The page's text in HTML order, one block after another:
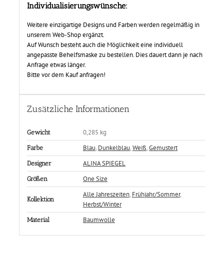
Individualisierungswünsche:
Weitere einzigartige Designs und Farben werden regelmäßig in
unserem Web-Shop ergänzt.
Auf Wunsch besteht auch die Möglichkeit eine individuell
angepasste Behelfsmaske zu bestellen. Dies dauert dann je nach
Anfrage etwas länger.
Bitte vor dem Kauf anfragen!
Zusätzliche Informationen
Gewicht 0,285 kg
Farbe Blau, Dunkelblau,Weiß,Gemustert
Designer ALINA SPIEGEL
Größen One Size
Kollektion
Alle Jahreszeiten, Frühjahr/Sommer,
Herbst/Winter
Material Baumwolle